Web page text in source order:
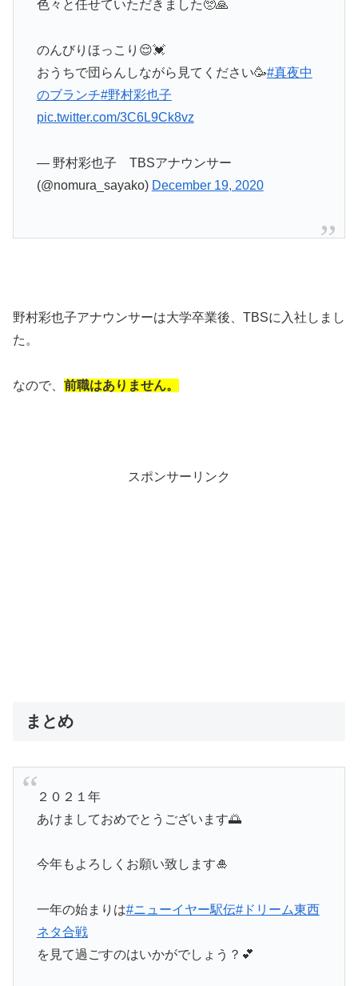
色々と任せていただきました🥺🙏
のんびりほっこり😌💓
おうちで団らんしながら見てください🥳#真夜中
のブランチ#野村彩也子
pic.twitter.com/3C6L9Ck8vz
— 野村彩也子 TBSアナウンサー
(@nomura_sayako) December 19, 2020
野村彩也子アナウンサーは大学卒業後、TBSに入社しまし
た。
なので、 前職はありません。
スポンサーリンク
まとめ
２０２１年
あけましておめでとうございます🌅
今年もよろしくお願い致します🎍
一年の始まりは#ニューイヤー駅伝#ドリーム東西
ネタ合戦
を見て過ごすのはいかがでしょう？💕